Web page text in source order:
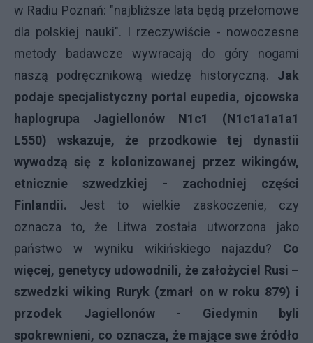
w Radiu Poznań: "najbliższe lata będą przełomowe
dla polskiej nauki". I rzeczywiście - nowoczesne
metody badawcze wywracają do góry nogami
naszą podręcznikową wiedzę historyczną. Jak
podaje specjalistyczny portal eupedia, ojcowska
haplogrupa Jagiellonów N1c1 (N1c1a1a1a1
L550) wskazuje, że przodkowie tej dynastii
wywodzą się z kolonizowanej przez wikingów,
etnicznie szwedzkiej - zachodniej części
Finlandii. Jest to wielkie zaskoczenie, czy
oznacza to, że Litwa została utworzona jako
państwo w wyniku wikińskiego najazdu? Co
więcej, genetycy udowodnili, że założyciel Rusi –
szwedzki wiking Ruryk (zmarł on w roku 879) i
przodek Jagiellonów - Giedymin byli
spokrewnieni, co oznacza, że mające swe źródło